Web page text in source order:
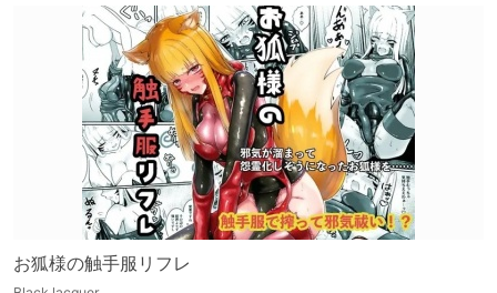
お狐様の触手服リフレ